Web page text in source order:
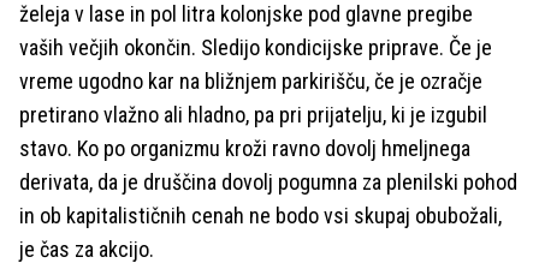
želeja v lase in pol litra kolonjske pod glavne pregibe
vaših večjih okončin. Sledijo kondicijske priprave. Če je
vreme ugodno kar na bližnjem parkirišču, če je ozračje
pretirano vlažno ali hladno, pa pri prijatelju, ki je izgubil
stavo. Ko po organizmu kroži ravno dovolj hmeljnega
derivata, da je druščina dovolj pogumna za plenilski pohod
in ob kapitalističnih cenah ne bodo vsi skupaj obubožali,
je čas za akcijo.